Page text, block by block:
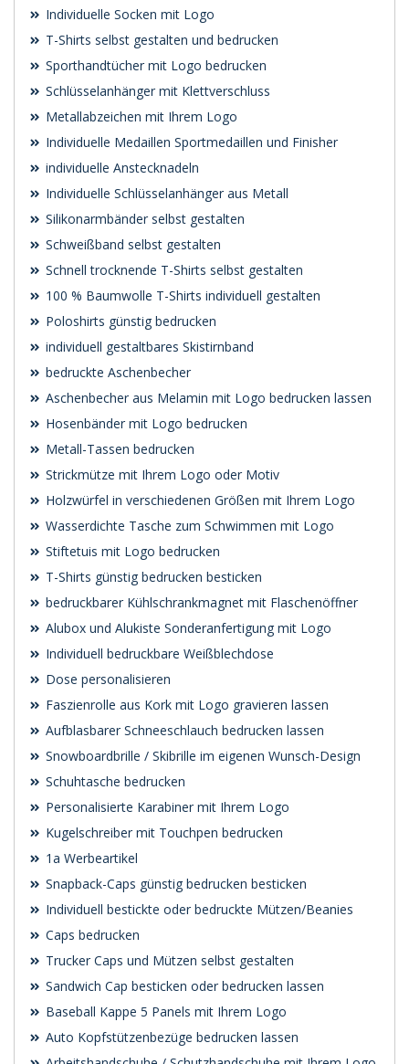
Individuelle Socken mit Logo
T-Shirts selbst gestalten und bedrucken
Sporthandtücher mit Logo bedrucken
Schlüsselanhänger mit Klettverschluss
Metallabzeichen mit Ihrem Logo
Individuelle Medaillen Sportmedaillen und Finisher
individuelle Anstecknadeln
Individuelle Schlüsselanhänger aus Metall
Silikonarmbänder selbst gestalten
Schweißband selbst gestalten
Schnell trocknende T-Shirts selbst gestalten
100 % Baumwolle T-Shirts individuell gestalten
Poloshirts günstig bedrucken
individuell gestaltbares Skistirnband
bedruckte Aschenbecher
Aschenbecher aus Melamin mit Logo bedrucken lassen
Hosenbänder mit Logo bedrucken
Metall-Tassen bedrucken
Strickmütze mit Ihrem Logo oder Motiv
Holzwürfel in verschiedenen Größen mit Ihrem Logo
Wasserdichte Tasche zum Schwimmen mit Logo
Stiftetuis mit Logo bedrucken
T-Shirts günstig bedrucken besticken
bedruckbarer Kühlschrankmagnet mit Flaschenöffner
Alubox und Alukiste Sonderanfertigung mit Logo
Individuell bedruckbare Weißblechdose
Dose personalisieren
Faszienrolle aus Kork mit Logo gravieren lassen
Aufblasbarer Schneeschlauch bedrucken lassen
Snowboardbrille / Skibrille im eigenen Wunsch-Design
Schuhtasche bedrucken
Personalisierte Karabiner mit Ihrem Logo
Kugelschreiber mit Touchpen bedrucken
1a Werbeartikel
Snapback-Caps günstig bedrucken besticken
Individuell bestickte oder bedruckte Mützen/Beanies
Caps bedrucken
Trucker Caps und Mützen selbst gestalten
Sandwich Cap besticken oder bedrucken lassen
Baseball Kappe 5 Panels mit Ihrem Logo
Auto Kopfstützenbezüge bedrucken lassen